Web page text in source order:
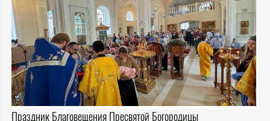
Праздник Благовещения Пресвятой Богородицы